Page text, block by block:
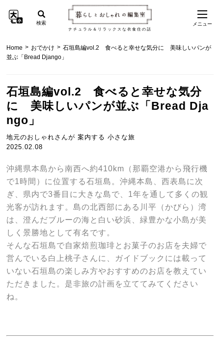
ナチュラル＆リラックスな衣食住の話
検索 メニュー
Home > おでかけ > 石垣島編vol.2 食べると幸せな気分に 美味しいパンが
並ぶ「Bread Django」
石垣島編vol.2 食べると幸せな気分
に 美味しいパンが並ぶ「Bread Dja
ngo」
地元のおしゃれさんが 案内する 小さな旅
2025.02.08
沖縄県本島から南西へ約410km（那覇空港から飛行機
で1時間）に位置する石垣島。沖縄本島、西表島に次
ぎ、県内で3番目に大きな島で、1年を通して多くの観
光客が訪れます。島の北西部にある川平（かびら）湾
は、澄んだブルーの海と白い砂浜、緑豊かな小島が美
しく景勝地として有名です。
そんな石垣島で自家焙煎珈琲とお菓子のお店を夫婦で
営んでいる白上桃子さんに、ガイドブックには載って
いない石垣島の楽しみ方やおすすめのお店を教えてい
ただきました。是非旅の計画を立ててみてください
ね。